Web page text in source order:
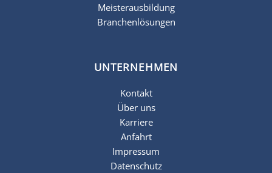
Meisterausbildung
Branchenlösungen
UNTERNEHMEN
Kontakt
Über uns
Karriere
Anfahrt
Impressum
Datenschutz